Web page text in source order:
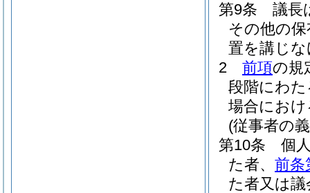
第9条
議長
その他の
置を講じ
2
前項の規
段階にわ
場合にお
(従事者の
第10条
個
た者、 前条
た者又は